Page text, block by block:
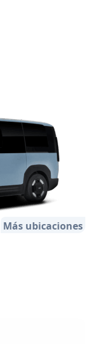
Más ubicaciones